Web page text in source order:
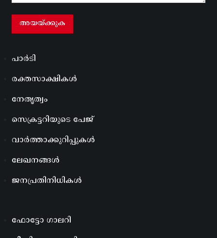
പാർടി
രക്തസാക്ഷികൾ
നേതൃത്വം
സെക്രട്ടറിയുടെ പേജ്
വാർത്താക്കുറിപ്പുകൾ
ലേഖനങ്ങൾ
ജനപ്രതിനിധികൾ
ഫോട്ടോ ഗാലറി